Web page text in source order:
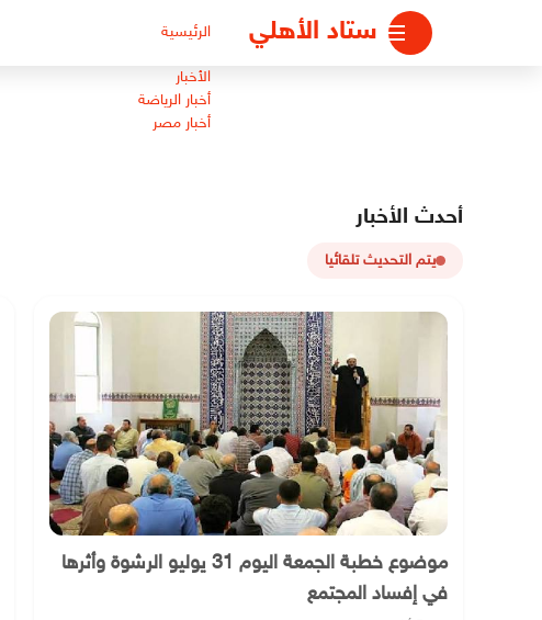
ستاد الأهلي الرئيسية
الأخبار
أخبار الرياضة
أخبار مصر
أحدث الأخبار
يتم التحديث تلقائيا
موضوع خطبة الجمعة اليوم 31 يوليو الرشوة وأثرها
في إفساد المجتمع